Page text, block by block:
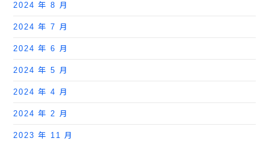
2024 年 8 月
2024 年 7 月
2024 年 6 月
2024 年 5 月
2024 年 4 月
2024 年 2 月
2023 年 11 月